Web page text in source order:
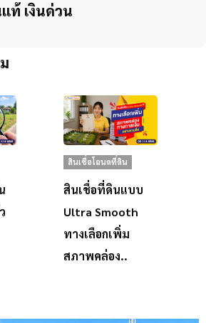
ท้ เงินด่วน
สินเชื่อโฉนดที่ดิน
สินเชื่อที่ดินแบบ
Ultra Smooth
ทางเลือกเพิ่ม
สภาพคล่อง..